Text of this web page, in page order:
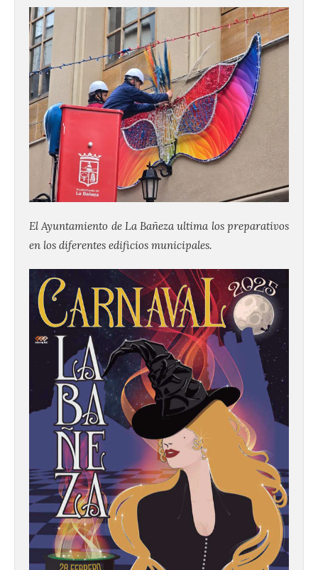
El Ayuntamiento de La Bañeza ultima los preparativos
en los diferentes edificios municipales.